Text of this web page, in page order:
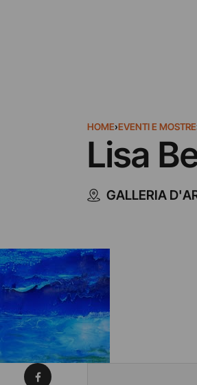
HOME›EVENTI E MOSTRE
Lisa
GALLERIA
Condividi su Facebook